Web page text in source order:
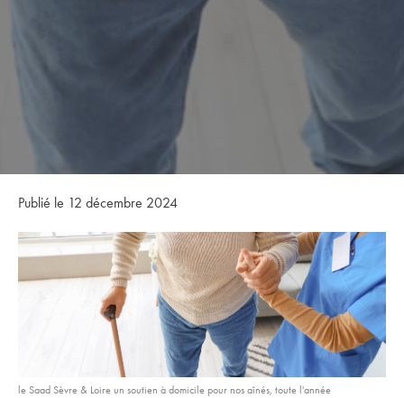
Publié le 12 décembre 2024
le Saad Sèvre & Loire un soutien à domicile pour nos aînés, toute l'année